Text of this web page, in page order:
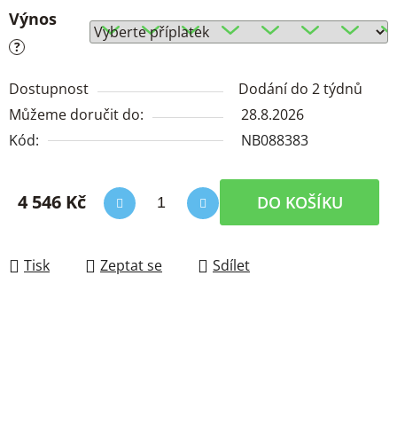
Výnos
?
Dostupnost
Dodání do 2 týdnů
Můžeme doručit do:
28.8.2026
Kód:
NB088383
4 546 Kč DO KOŠÍKU
Tisk Zeptat se Sdílet